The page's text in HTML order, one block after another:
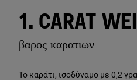
1. CARAT
βαρος καρατιων
Το καράτι, ισοδύναμο με 0,2